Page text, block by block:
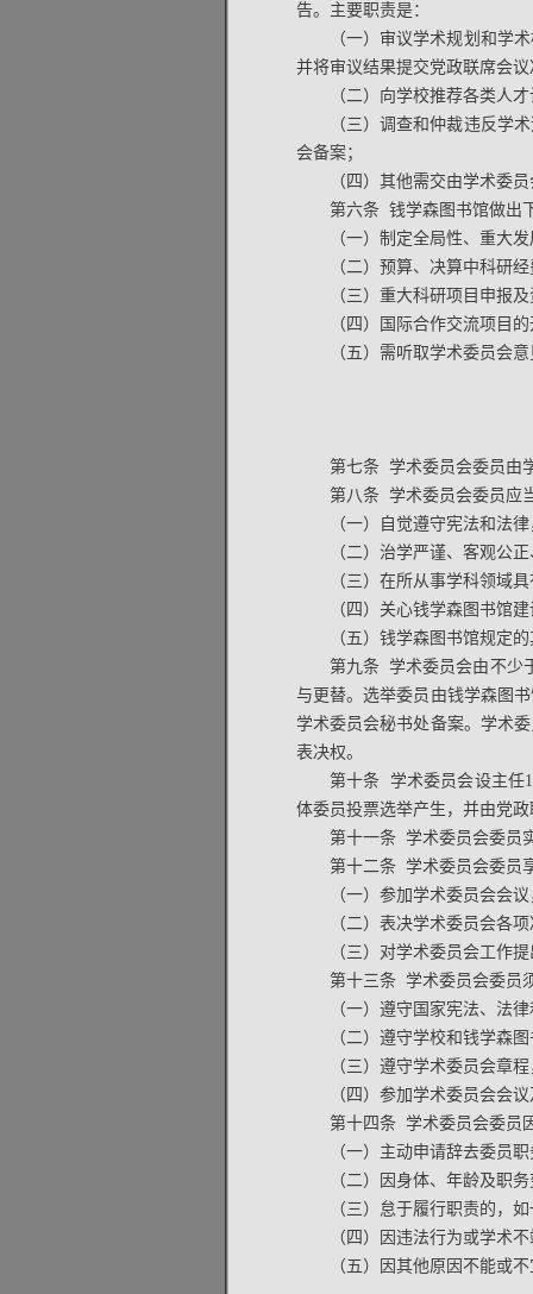
告。主要职责是：
（一）审议学术规划和学
并将审议结果提交党政联席会
（二）向学校推荐各类人
（三）调查和仲裁违反学
会备案；
（四）其他需交由学术委
第六条 钱学森图书馆做出
（一）制定全局性、重大
（二）预算、决算中科研
（三）重大科研项目申报
（四）国际合作交流项目
（五）需听取学术委员会
第七条 学术委员会委员由
第八条 学术委员会委员应
（一）自觉遵守宪法和法
（二）治学严谨、客观公
（三）在所从事学科领域
（四）关心钱学森图书馆
（五）钱学森图书馆规定
第九条 学术委员会由不少
与更替。选举委员由钱学森图
学术委员会秘书处备案。学术
表决权。
第十条 学术委员会设主任
体委员投票选举产生，并由党
第十一条 学术委员会委员
第十二条 学术委员会委员
（一）参加学术委员会会
（二）表决学术委员会各
（三）对学术委员会工作
第十三条 学术委员会委员
（一）遵守国家宪法、法
（二）遵守学校和钱学森
（三）遵守学术委员会章
（四）参加学术委员会会
第十四条 学术委员会委员
（一）主动申请辞去委员
（二）因身体、年龄及职
（三）怠于履行职责的，
（四）因违法行为或学术
（五）因其他原因不能或